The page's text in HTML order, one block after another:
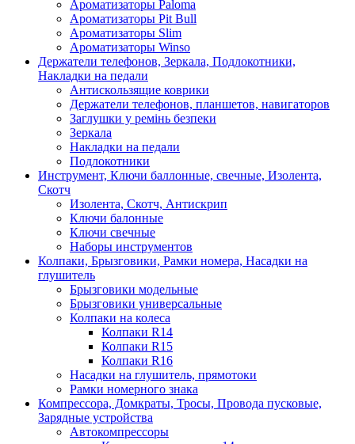
Ароматизаторы Paloma
Ароматизаторы Pit Bull
Ароматизаторы Slim
Ароматизаторы Winso
Держатели телефонов, Зеркала, Подлокотники,
Накладки на педали
Антискользящие коврики
Держатели телефонов, планшетов, навигаторов
Заглушки у ремінь безпеки
Зеркала
Накладки на педали
Подлокотники
Инструмент, Ключи баллонные, свечные, Изолента,
Скотч
Изолента, Скотч, Антискрип
Ключи балонные
Ключи свечные
Наборы инструментов
Колпаки, Брызговики, Рамки номера, Насадки на
глушитель
Брызговики модельные
Брызговики универсальные
Колпаки на колеса
Колпаки R14
Колпаки R15
Колпаки R16
Насадки на глушитель, прямотоки
Рамки номерного знака
Компрессора, Домкраты, Тросы, Провода пусковые,
Зарядные устройства
Автокомпрессоры